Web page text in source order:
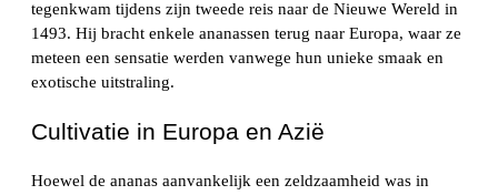
tegenkwam tijdens zijn tweede reis naar de Nieuwe Wereld in
1493. Hij bracht enkele ananassen terug naar Europa, waar ze
meteen een sensatie werden vanwege hun unieke smaak en
exotische uitstraling.
Cultivatie in Europa en Azië
Hoewel de ananas aanvankelijk een zeldzaamheid was in